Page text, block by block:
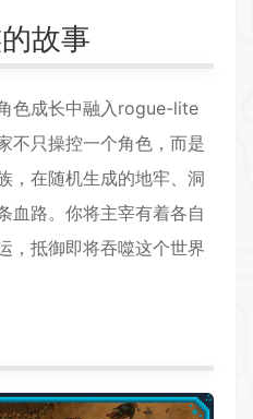
故事
色成长中融入rogue-lite
不只操控一个角色，而是
，在随机生成的地牢、洞
血路。你将主宰有着各自
，抵御即将吞噬这个世界